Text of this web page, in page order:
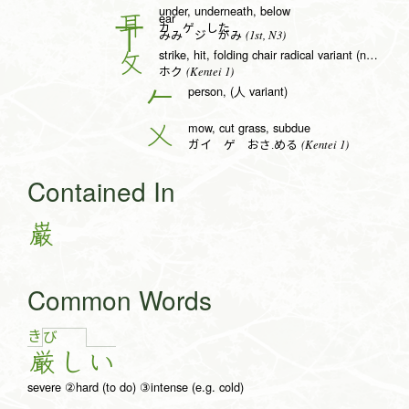
under, underneath, below
カ ゲ した
耳 ear
みみ ジ がみ (1st, N3)
攵 strike, hit, folding chair radical variant (no. 66)
ホク (Kentei 1)
𠂉 person, (人 variant)
乂 mow, cut grass, subdue
ガイ ゲ おさ.める (Kentei 1)
Contained In
巌
Common Words
き び
厳 し い
severe ②hard (to do) ③intense (e.g. cold)